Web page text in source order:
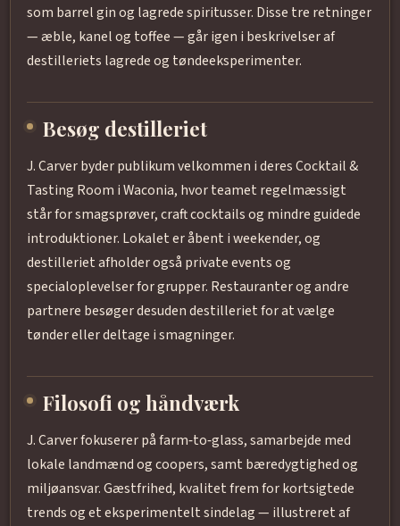
som barrel gin og lagrede spiritusser. Disse tre retninger
— æble, kanel og toffee — går igen i beskrivelser af
destilleriets lagrede og tøndeeksperimenter.
Besøg destilleriet
J. Carver byder publikum velkommen i deres Cocktail &
Tasting Room i Waconia, hvor teamet regelmæssigt
står for smagsprøver, craft cocktails og mindre guidede
introduktioner. Lokalet er åbent i weekender, og
destilleriet afholder også private events og
specialoplevelser for grupper. Restauranter og andre
partnere besøger desuden destilleriet for at vælge
tønder eller deltage i smagninger.
Filosofi og håndværk
J. Carver fokuserer på farm‑to‑glass, samarbejde med
lokale landmænd og coopers, samt bæredygtighed og
miljøansvar. Gæstfrihed, kvalitet frem for kortsigtede
trends og et eksperimentelt sindelag — illustreret af